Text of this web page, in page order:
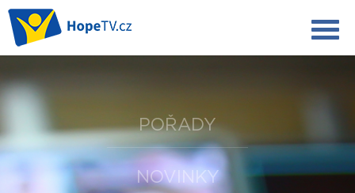
POŘADY
NOVINKY